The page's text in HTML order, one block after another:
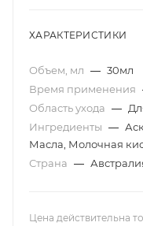
ХАРАКТЕРИСТИКИ
Объем, мл — 30мл
Время применения
Область ухода —
Ингредиенты —
Масла, Молочная
Страна —
Цена действительна